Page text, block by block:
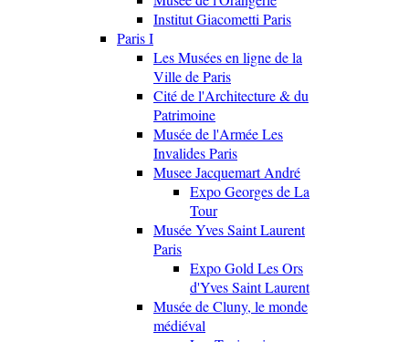
Institut Giacometti Paris
Paris I
Les Musées en ligne de la
Ville de Paris
Cité de l'Architecture & du
Patrimoine
Musée de l'Armée Les
Invalides Paris
Musee Jacquemart André
Expo Georges de La
Tour
Musée Yves Saint Laurent
Paris
Expo Gold Les Ors
d'Yves Saint Laurent
Musée de Cluny, le monde
médiéval